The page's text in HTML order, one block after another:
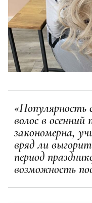
«Популярность
волос в осенний
закономерна,
вряд ли
период
возможность